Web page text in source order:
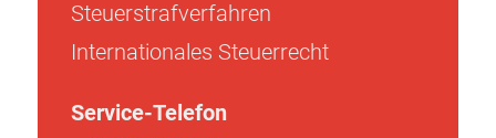
Steuerstrafverfahren
Internationales Steuerrecht
Service-Telefon